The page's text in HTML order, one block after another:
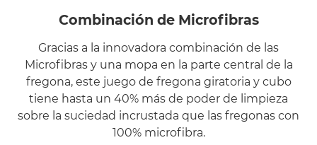
Combinación de Microfibras
Gracias a la innovadora combinación de las
Microfibras y una mopa en la parte central de la
fregona, este juego de fregona giratoria y cubo
tiene hasta un 40% más de poder de limpieza
sobre la suciedad incrustada que las fregonas con
100% microfibra.